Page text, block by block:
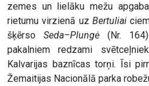
zemes un lielāku mežu
rietumu virzienā uz Bertuliai
šķērso Seda–Plungė (Nr.
pakalniem redzami
Kalvarijas baznīcas torņi. Īsi
Žemaitijas Nacionālā parka